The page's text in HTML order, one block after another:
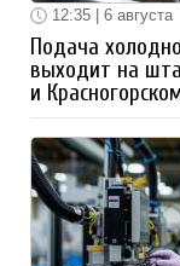
12:35 | 6 августа
Подача
выходит на
и